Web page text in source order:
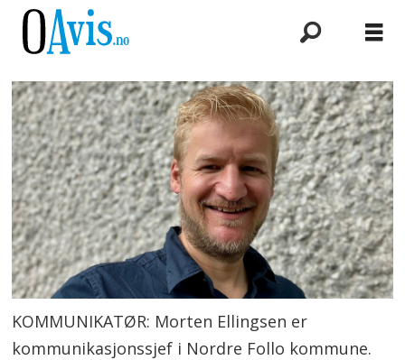
KOMMUNIKATØR: Morten Ellingsen er
kommunikasjonssjef i Nordre Follo kommune.